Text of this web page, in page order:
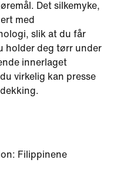
Det silkemyke,
med
slik at du får
holder deg tørr under
innerlaget
virkelig kan presse
Filippinene